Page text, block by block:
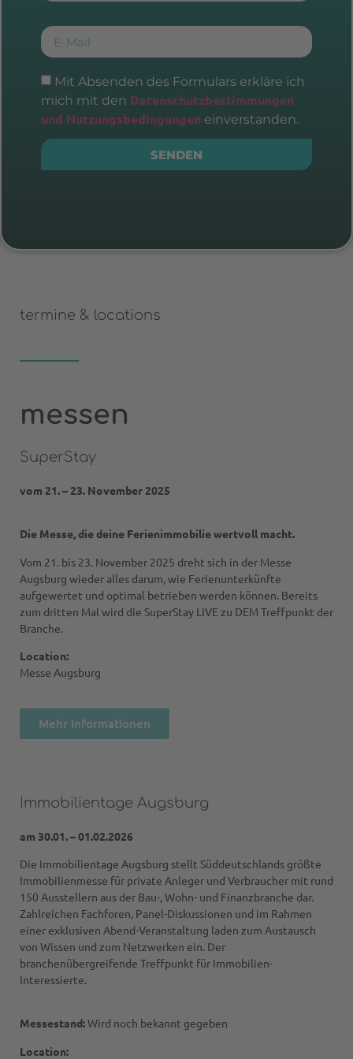
Mit Absenden des Formulars erkläre ich
mich mit den Datenschutzbestimmungen
und Nutzungsbedingungen einverstanden.
SENDEN
termine & locations
messen
SuperStay
vom 21. – 23. November 2025
Die Messe, die deine Ferienimmobilie wertvoll macht.
Vom 21. bis 23. November 2025 dreht sich in der Messe
Augsburg wieder alles darum, wie Ferienunterkünfte
aufgewertet und optimal betrieben werden können. Bereits
zum dritten Mal wird die SuperStay LIVE zu DEM Treffpunkt der
Branche.
Location:
Messe Augsburg
Mehr Informationen
Immobilientage Augsburg
am 30.01. – 01.02.2026
Die Immobilientage Augsburg stellt Süddeutschlands größte
Immobilienmesse für private Anleger und Verbraucher mit rund
150 Ausstellern aus der Bau-, Wohn- und Finanzbranche dar.
Zahlreichen Fachforen, Panel-Diskussionen und im Rahmen
einer exklusiven Abend-Veranstaltung laden zum Austausch
von Wissen und zum Netzwerken ein. Der
branchenübergreifende Treffpunkt für Immobilien-
Interessierte.
Messestand:Wird noch bekannt gegeben
Location: